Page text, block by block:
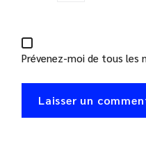
Prévenez-moi de tous les